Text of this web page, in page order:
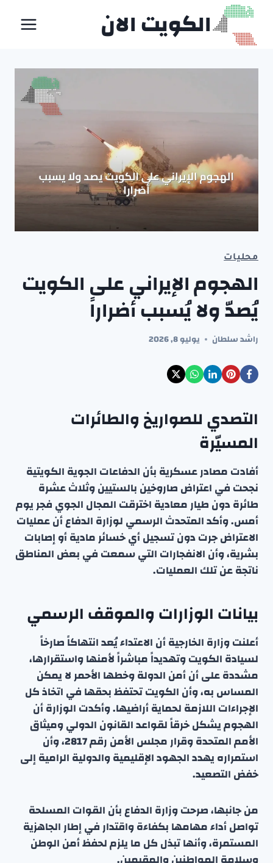
التجاوز
المحتوى
الكويت الان
محليات
الهجوم الإيراني على الكويت
يُصدّ ولا يُسبب أضراراً
راشد سلطان يوليو 8, 2026
التصدي للصواريخ والطائرات
المسيّرة
أفادت مصادر عسكرية بأن الدفاعات الجوية الكويتية
نجحت في اعتراض صاروخين بالستيين وثلاث عشرة
طائرة دون طيار معادية اخترقت المجال الجوي فجر يوم
أمس. وأكد المتحدث الرسمي لوزارة الدفاع أن عمليات
الاعتراض جرت دون تسجيل أي خسائر مادية أو إصابات
بشرية، وأن الانفجارات التي سمعت في بعض المناطق
ناتجة عن تلك العمليات.
بيانات الوزارات والموقف الرسمي
أعلنت وزارة الخارجية أن الاعتداء يُعد انتهاكاً صارخاً
لسيادة الكويت وتهديداً مباشراً لأمنها واستقرارها،
مشددة على أن أمن الدولة وخطها الأحمر لا يمكن
المساس به، وأن الكويت تحتفظ بحقها في اتخاذ كل
الإجراءات اللازمة لحماية أراضيها. وأكدت الوزارة أن
الهجوم يشكل خرقاً لقواعد القانون الدولي وميثاق
الأمم المتحدة وقرار مجلس الأمن رقم 2817، وأن
استمراره يهدد الجهود الإقليمية والدولية الرامية إلى
خفض التصعيد.
من جانبها، صرحت وزارة الدفاع بأن القوات المسلحة
تواصل أداء مهامها بكفاءة واقتدار في إطار الجاهزية
المستمرة، وأنها تبذل كل ما يلزم لحفظ أمن الوطن